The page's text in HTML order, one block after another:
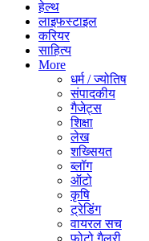
हेल्थ
लाइफस्टाइल
करियर
साहित्य
More
धर्म / ज्योतिष
संपादकीय
गैजेट्स
शिक्षा
लेख
शख्सियत
ब्लॉग
ऑटो
कृषि
ट्रेडिंग
वायरल सच
फ़ोटो गैलरी